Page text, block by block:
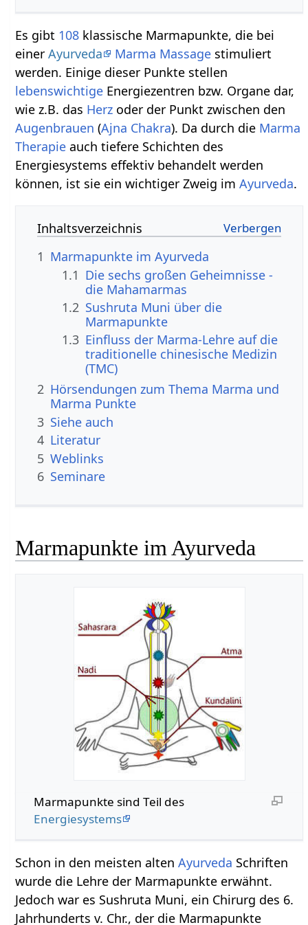
Es gibt 108 klassische Marmapunkte, die bei
einerAyurveda Marma Massage stimuliert
werden. Einige dieser Punkte stellen
lebenswichtige Energiezentren bzw. Organe dar,
wie z.B. das Herz oder der Punkt zwischen den
Augenbrauen (Ajna Chakra). Da durch die Marma
Therapie auch tiefere Schichten des
Energiesystems effektiv behandelt werden
können, ist sie ein wichtiger Zweig imAyurveda.
Inhaltsverzeichnis
1 Marmapunkte im Ayurveda
1.1 Die sechs großen Geheimnisse -
die Mahamarmas
1.2 Sushruta Muni über die
Marmapunkte
1.3 Einfluss der Marma-Lehre auf die
traditionelle chinesische Medizin
(TMC)
2 Hörsendungen zum Thema Marma und
Marma Punkte
3 Siehe auch
4 Literatur
5 Weblinks
6 Seminare
Marmapunkte im Ayurveda
Marmapunkte sind Teil des
Energiesystems
Schon in den meisten altenAyurveda Schriften
wurde die Lehre der Marmapunkte erwähnt.
Jedoch war es Sushruta Muni, ein Chirurg des 6.
Jahrhunderts v. Chr., der die Marmapunkte